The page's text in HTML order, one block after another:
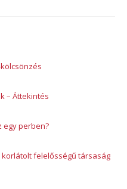
– Áttekintés
egy perben?
felelősségű társaság